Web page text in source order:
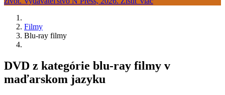
Filmy
Blu-ray filmy
DVD z kategórie blu-ray filmy v
maďarskom jazyku